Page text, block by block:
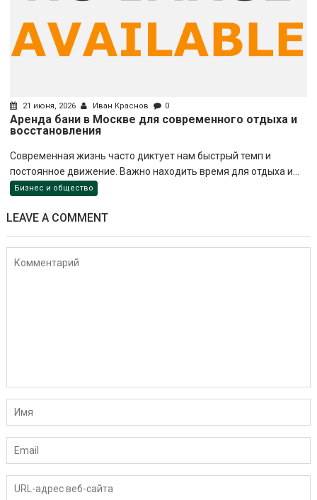
21 июня, 2026 Иван Краснов 0
Аренда бани в Москве для современного отдыха и
восстановления
Современная жизнь часто диктует нам быстрый темп и
постоянное движение. Важно находить время для отдыха и...
Бизнес и общество
LEAVE A COMMENT